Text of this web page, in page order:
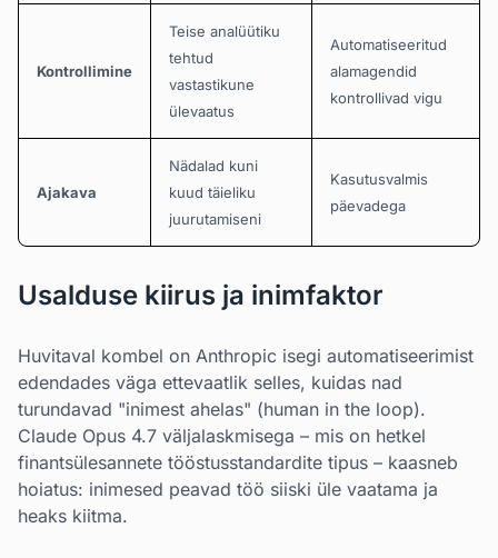
Kontrollimine
Teise analüütiku
tehtud
vastastikune
ülevaatus
Automatiseeritud
alamagendid
kontrollivad vigu
Ajakava
Nädalad kuni
kuud täieliku
juurutamiseni
Kasutusvalmis
päevadega
Usalduse kiirus ja inimfaktor
Huvitaval kombel on Anthropic isegi automatiseerimist
edendades väga ettevaatlik selles, kuidas nad
turundavad "inimest ahelas" (human in the loop).
Claude Opus 4.7 väljalaskmisega – mis on hetkel
finantsülesannete tööstusstandardite tipus – kaasneb
hoiatus: inimesed peavad töö siiski üle vaatama ja
heaks kiitma.